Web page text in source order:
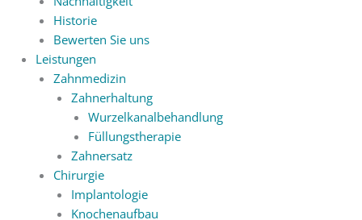
Historie
Bewerten Sie uns
Leistungen
Zahnmedizin
Zahnerhaltung
Wurzelkanalbehandlung
Füllungstherapie
Zahnersatz
Chirurgie
Implantologie
Knochenaufbau